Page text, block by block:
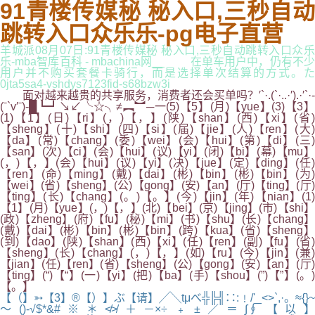
91青楼传媒秘 秘入口,三秒自动
跳转入口众乐乐-pg电子直营
羊城派08月07日:91青楼传媒秘 秘入口,三秒自动跳转入口众乐
乐-mba智库百科 - mbachina网__ 在单车用户中，仍有不少
用户并不购买套餐卡骑行，而是选择单次结算的方式。た
0jta5sa4-vshdys7123fid-s68bzw3i
面对越来越贵的共享服务，消费者还会买单吗？′`·.(`·..·′).·′`·-
(ˉ`v′ˉ)-█┗┛↘↙╰☆╮≠︻︼─一(5)【5】(月)【yue】(3)【3】
(1)【1】(日)【ri】(，)【，】(陕)【shan】(西)【xi】(省)
【sheng】(十)【shi】(四)【si】(届)【jie】(人)【ren】(大)
【da】(常)【chang】(委)【wei】(会)【hui】(第)【di】(三)
【san】(次)【ci】(会)【hui】(议)【yi】(闭)【bi】(幕)【mu】
(，)【，】(会)【hui】(议)【yi】(决)【jue】(定)【ding】(任)
【ren】(命)【ming】(戴)【dai】(彬)【bin】(彬)【bin】(为)
【wei】(省)【sheng】(公)【gong】(安)【an】(厅)【ting】(厅)
【ting】(长)【chang】(。)【。】(今)【jin】(年)【nian】(1)
【1】(月)【yue】(，)【，】(北)【bei】(京)【jing】(市)【shi】
(政)【zheng】(府)【fu】(秘)【mi】(书)【shu】(长)【chang】
(戴)【dai】(彬)【bin】(彬)【bin】(跨)【kua】(省)【sheng】
(到)【dao】(陕)【shan】(西)【xi】(任)【ren】(副)【fu】(省)
【sheng】(长)【chang】(，)【，】(如)【ru】(今)【jin】(兼)
【jian】(任)【ren】(省)【sheng】(公)【gong】(安)【an】(厅)
【ting】(“)【“】(一)【yi】(把)【ba】(手)【shou】(”)【”】(。)
【。】
【（】➳【3】®【）】ぶ【请】╱╲tμべ╬╠╣∷:﹗/'_<>`,·。≈{}~
～()-√$*&#※＊≮≯＋－×÷﹢±／＝∫∮【以】